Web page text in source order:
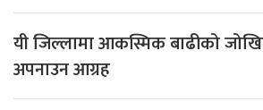
यी जिल्लामा आकस्मिक बाढीको
अपनाउन आग्रह